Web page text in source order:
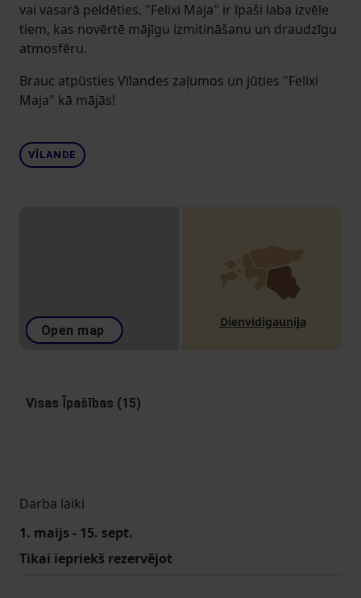
vai vasarā peldēties. "Felixi Maja" ir īpaši laba izvēle
tiem, kas novērtē mājīgu izmitināšanu un draudzīgu
atmosfēru.
Brauc atpūsties Vīlandes zaļumos un jūties "Felixi
Maja" kā mājās!
VĪLANDE
Open map
Dienvidigaunija
Visas Īpašības (15)
Darba laiki
1. maijs - 15. sept.
Tikai iepriekš rezervējot